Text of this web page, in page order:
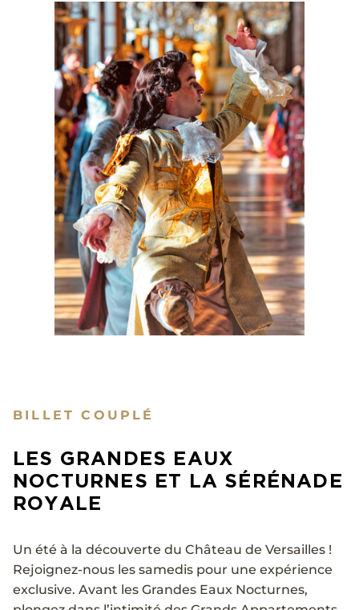
BILLET COUPLÉ
LES GRANDES EAUX
NOCTURNES ET LA SÉRÉNADE
ROYALE
Un été à la découverte du Château de Versailles !
Rejoignez-nous les samedis pour une expérience
exclusive. Avant les Grandes Eaux Nocturnes,